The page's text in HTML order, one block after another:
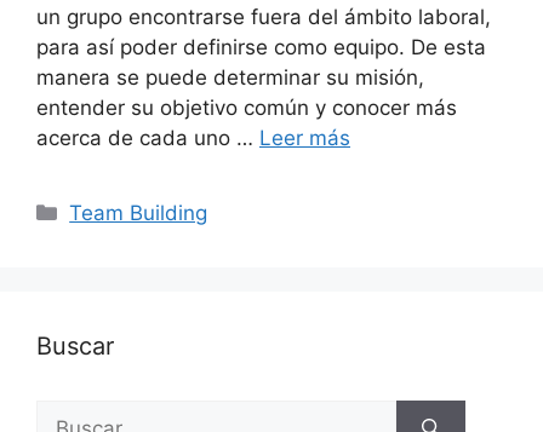
un grupo encontrarse fuera del ámbito laboral,
para así poder definirse como equipo. De esta
manera se puede determinar su misión,
entender su objetivo común y conocer más
acerca de cada uno … Leer más
Categorías
Team Building
Buscar
Buscar: